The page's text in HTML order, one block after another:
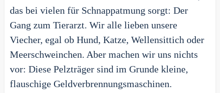
das bei vielen für Schnappatmung sorgt: Der
Gang zum Tierarzt. Wir alle lieben unsere
Viecher, egal ob Hund, Katze, Wellensittich oder
Meerschweinchen. Aber machen wir uns nichts
vor: Diese Pelzträger sind im Grunde kleine,
flauschige Geldverbrennungsmaschinen.